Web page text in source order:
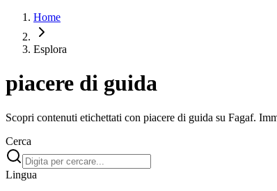
Home
Esplora
piacere di guida
Scopri contenuti etichettati con piacere di guida su Fagaf.
Cerca
Lingua